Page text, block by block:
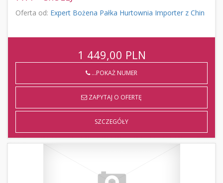
Oferta od: Expert Bożena Pałka Hurtownia Importer z Chin
1 449,00 PLN
...POKAŻ NUMER
ZAPYTAJ O OFERTĘ
SZCZEGÓŁY